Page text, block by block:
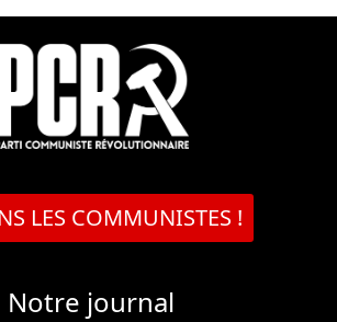
LES COMMUNISTES !
Notre journal